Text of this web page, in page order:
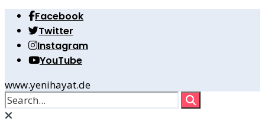
Facebook
Twitter
Instagram
YouTube
www.yenihayat.de